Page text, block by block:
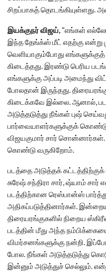
சிறப்பாகத் தொடங்கியுள்ளது.
இயக்குநர் விஜய், “எங்கள்
இந்த தேங்க்ஸ் மீட் எதற்கு என்று
வெளியாகும்போது
கிடைத்தது. இரண்டு பெரிய
எங்களுக்கு அப்படி அமைந்து
போலதான் இருந்தது.
கிடைக்கவே இல்லை. ஆனால்,
அடுத்தடுத்து நீங்கள் புஷ்
பார்வையாளர்களுக்குக்
விஜயகுமார் சார்
கொண்டு வருகிறோம்.
படத்தை அடுத்தக்
சுரேஷ் சந்திரா சார், ஷ்யாம்
படத்திற்கான ரெஸ்பான்ஸ்
அதிகப்படுத்தினார்கள்.
திரையரங்குகளில் நிறைய
படத்தின் மீது அந்த
விமர்சனங்களுக்கு நன்றி.
போல. நீங்கள் அடுத்தடுத்து
இன்னும் அடுத்துச் செல்லும்.